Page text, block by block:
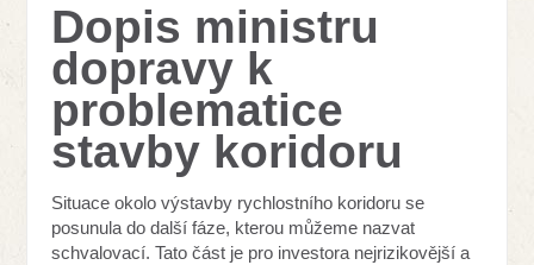
Dopis ministru
dopravy k
problematice
stavby koridoru
Situace okolo výstavby rychlostního koridoru se
posunula do další fáze, kterou můžeme nazvat
schvalovací. Tato část je pro investora nejrizikovější a